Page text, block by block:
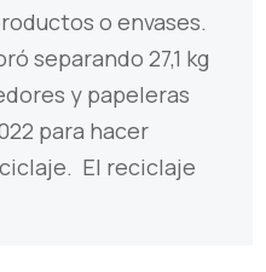
o envases.
separando 27,1 kg
y papeleras
para hacer
El reciclaje